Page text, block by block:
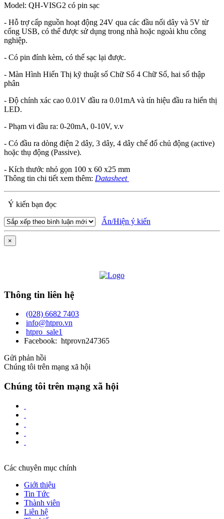
Model: QH-VISG2 có pin sạc
- Hỗ trợ cấp nguồn hoạt động 24V qua các đầu nối dây và 5V từ
cổng USB, có thể được sử dụng trong nhà hoặc ngoài khu công
nghiệp.
- Có pin đính kèm, có thể sạc lại được.
- Màn Hình Hiển Thị kỹ thuật số Chữ Số 4 Chữ Số, hai số thập
phân
- Độ chính xác cao 0.01V đầu ra 0.01mA và tín hiệu đầu ra hiển thị
LED.
- Phạm vi đầu ra: 0-20mA, 0-10V, v.v
- Có đầu ra dòng điện 2 dây, 3 dây, 4 dây chế đổ chủ động (active)
hoặc thụ động (Passive).
- Kích thước nhỏ gọn 100 x 60 x25 mm
Thông tin chi tiết xem thêm: Datasheet
Ý kiến bạn đọc
Ẩn/Hiện ý kiến
×
Thông tin liên hệ
(028) 6682 7403
info@htpro.vn
htpro_sale1
Facebook: htprovn247365
Gửi phản hồi
Chúng tôi trên mạng xã hội
Chúng tôi trên mạng xã hội
Các chuyên mục chính
Giới thiệu
Tin Tức
Thành viên
Liên hệ